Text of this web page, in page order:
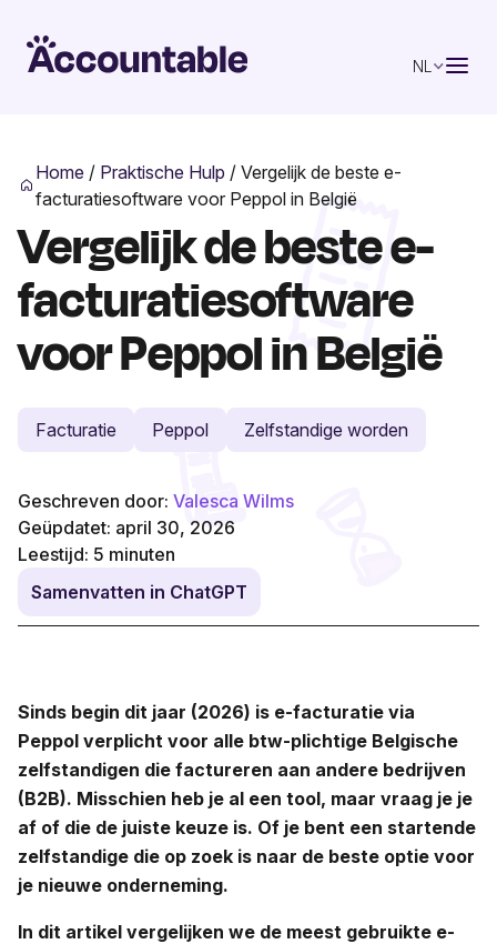
NL
Home / Praktische Hulp / Vergelijk de beste e-
facturatiesoftware voor Peppol in België
Vergelijk de beste e-
facturatiesoftware
voor Peppol in België
Facturatie Peppol Zelfstandige worden
Geschreven door: Valesca Wilms
Geüpdatet: april 30, 2026
Leestijd: 5 minuten
Samenvatten in ChatGPT
Sinds begin dit jaar (2026) is e-facturatie via
Peppol verplicht voor alle btw-plichtige Belgische
zelfstandigen die factureren aan andere bedrijven
(B2B). Misschien heb je al een tool, maar vraag je je
af of die de juiste keuze is. Of je bent een startende
zelfstandige die op zoek is naar de beste optie voor
je nieuwe onderneming.
In dit artikel vergelijken we de meest gebruikte e-